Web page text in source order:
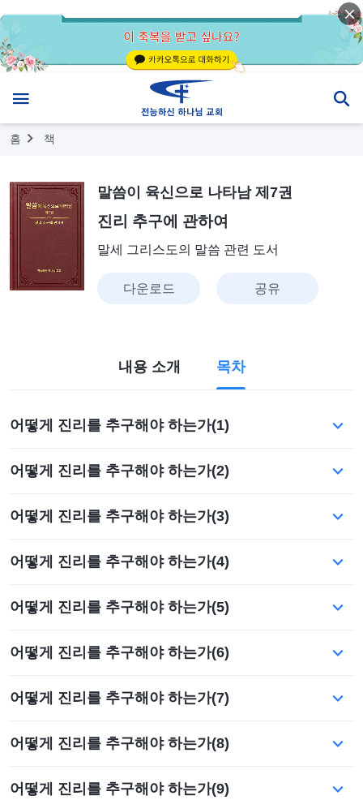
홈 책
말씀이 육신으로 나타남 제7권
진리 추구에 관하여
말세 그리스도의 말씀 관련 도서
다운로드 공유
내용 소개 목차
어떻게 진리를 추구해야 하는가(1)
어떻게 진리를 추구해야 하는가(2)
어떻게 진리를 추구해야 하는가(3)
어떻게 진리를 추구해야 하는가(4)
어떻게 진리를 추구해야 하는가(5)
어떻게 진리를 추구해야 하는가(6)
어떻게 진리를 추구해야 하는가(7)
어떻게 진리를 추구해야 하는가(8)
어떻게 진리를 추구해야 하는가(9)